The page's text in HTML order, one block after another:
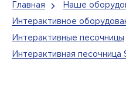
Главная Наше
Интерактивное
Интерактивные песочницы
Интерактивная